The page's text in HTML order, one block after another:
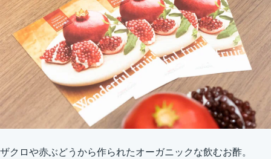
ザクロや赤ぶどうから作られたオーガニックな飲むお酢。